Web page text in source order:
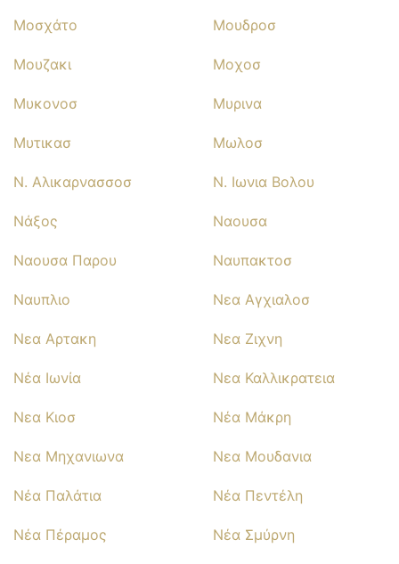
Μοσχάτο Μουδροσ
Μουζακι Μοχοσ
Μυκονοσ Μυρινα
Μυτικασ Μωλοσ
Ν. Αλικαρνασσοσ Ν. Ιωνια Βολου
Νάξος Ναουσα
Ναουσα Παρου Ναυπακτοσ
Ναυπλιο Νεα Αγχιαλοσ
Νεα Αρτακη Νεα Ζιχνη
Νέα Ιωνία Νεα Καλλικρατεια
Νεα Κιοσ Νέα Μάκρη
Νεα Μηχανιωνα Νεα Μουδανια
Νέα Παλάτια Νέα Πεντέλη
Νέα Πέραμος Νέα Σμύρνη